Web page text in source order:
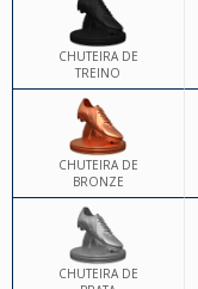
CHUTEIRA DE
TREINO
CHUTEIRA DE
BRONZE
CHUTEIRA DE